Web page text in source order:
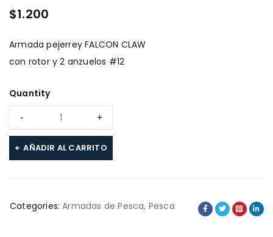
$1.200
Armada pejerrey FALCON CLAW
con rotor y 2 anzuelos #12
Quantity
AÑADIR AL CARRITO
Categories: Armadas de Pesca, Pesca